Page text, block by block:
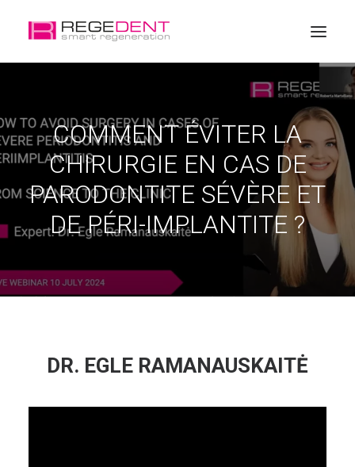
La régénération dentaire
Produits
Éducation
A propos de Regedent
COMMENT ÉVITER LA
CHIRURGIE EN CAS DE
PARODONTITE SÉVÈRE ET
DE PÉRI-IMPLANTITE ?
DR. EGLE RAMANAUSKAITĖ